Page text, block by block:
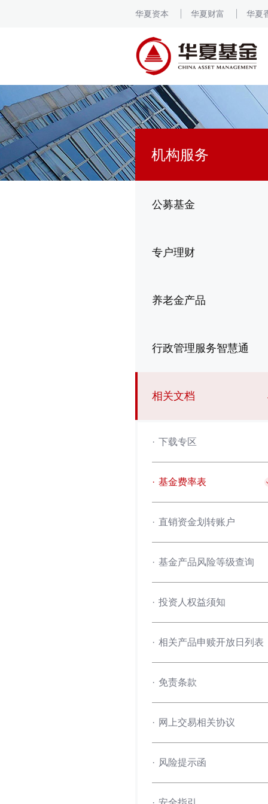
华夏资本 华夏财富 华夏
机构服务
公募基金
专户理财
养老金产品
行政管理服务智慧通
相关文档
· 下载专区
· 基金费率表
· 直销资金划转账户
· 基金产品风险等级查询
· 投资人权益须知
· 相关产品申赎开放日列表
· 免责条款
· 网上交易相关协议
· 风险提示函